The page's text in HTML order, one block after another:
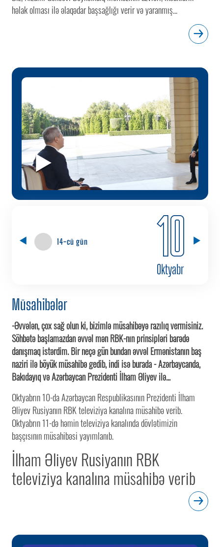
həlak olması ilə əlaqədar başsağlığı verir və yaranmış...
14-cü gün 10
Oktyabr
Müsahibələr
İlham Əliyev Rusiyanın RBK
televiziya kanalına müsahibə verib
Oktyabrın 10-da Azərbaycan Respublikasının Prezidenti İlham
Əliyev Rusiyanın RBK televiziya kanalına müsahibə verib.
Oktyabrın 11-də həmin televiziya kanalında dövlətimizin
başçısının müsahibəsi yayımlanıb.
-Əvvələn, çox sağ olun ki, bizimlə müsahibəyə razılıq vermisiniz.
Söhbətə başlamazdan əvvəl mən RBK-nın prinsipləri barədə
danışmaq istərdim. Bir neçə gün bundan əvvəl Ermənistanın baş
naziri ilə böyük müsahibə gedib, indi isə burada - Azərbaycanda,
Bakıdayıq və Azərbaycan Prezidenti İlham Əliyev ilə...